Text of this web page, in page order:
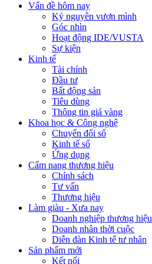
Vấn đề hôm nay
Kỷ nguyên vươn mình
Góc nhìn
Hoạt động IDE/VUSTA
Sự kiện
Kinh tế
Tài chính
Đầu tư
Bất động sản
Tiêu dùng
Thông tin giá vàng
Khoa học & Công nghệ
Chuyển đổi số
Kinh tế số
Ứng dụng
Cẩm nang thương hiệu
Chính sách
Tư vấn
Thương hiệu
Làm giàu - Xưa nay
Doanh nghiệp thương hiệu
Doanh nhân thời cuộc
Diễn đàn Kinh tế tư nhân
Sản phẩm mới
Kết nối